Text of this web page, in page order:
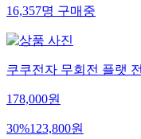
16,357명구매중
쿠쿠전자 무회전 플랫
178,000원
30%123,800원